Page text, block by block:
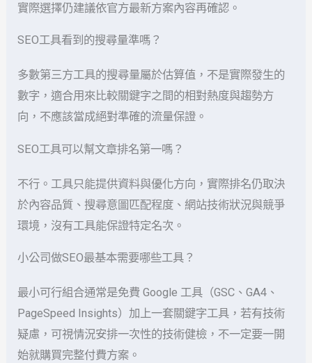
實際選擇仍建議依官方最新方案內容再確認。
SEO工具看到的搜尋量準嗎？
多數第三方工具的搜尋量屬於估算值，不是實際發生的
數字，適合用來比較關鍵字之間的相對熱度與趨勢方
向，不應該當成絕對準確的流量保證。
SEO工具可以幫文章排名第一嗎？
不行。工具只能提供資料與優化方向，實際排名仍取決
於內容品質、搜尋意圖匹配程度、網站技術狀況與競爭
環境，沒有工具能保證特定名次。
小公司做SEO最基本需要哪些工具？
最小可行組合通常是免費 Google 工具（GSC、GA4、
PageSpeed Insights）加上一套關鍵字工具，若有技術
疑慮，可視情況安排一次性的技術健檢，不一定要一開
始就購買完整付費方案。